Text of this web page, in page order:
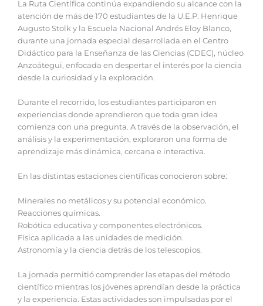
‎‎La Ruta Científica continúa expandiendo su alcance con la
atención de más de 170 estudiantes de la U.E.P. Henrique
Augusto Stolk y la Escuela Nacional Andrés Eloy Blanco,
durante una jornada especial desarrollada en el Centro
Didáctico para la Enseñanza de las Ciencias (CDEC), núcleo
Anzoátegui, enfocada en despertar el interés por la ciencia
desde la curiosidad y la exploración.
‎Durante el recorrido, los estudiantes participaron en
experiencias donde aprendieron que toda gran idea
comienza con una pregunta. A través de la observación, el
análisis y la experimentación, exploraron una forma de
aprendizaje más dinámica, cercana e interactiva.
‎En las distintas estaciones científicas conocieron sobre:
‎Minerales no metálicos y su potencial económico.
‎Reacciones químicas.
‎Robótica educativa y componentes electrónicos.
‎Física aplicada a las unidades de medición.
‎Astronomía y la ciencia detrás de los telescopios.
‎La jornada permitió comprender las etapas del método
científico mientras los jóvenes aprendían desde la práctica
y la experiencia. Estas actividades son impulsadas por el